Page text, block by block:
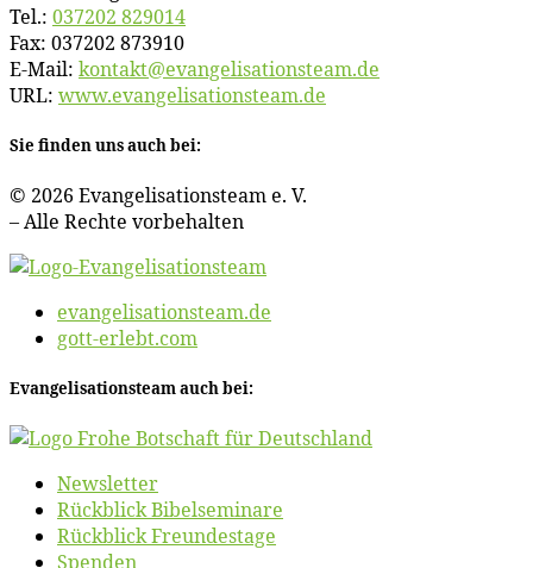
Tel.: 037202 829014
Fax: 037202 873910
E‑Mail: kontakt@​evangelisationsteam.​de
URL: www​.evan​ge​li​sa​ti​ons​team​.de
Sie fin­den uns auch bei:
© 2026 Evan­ge­li­sa­ti­ons­team e. V.
– Al­le Rech­te vorbehalten
evangelisationsteam.de
gott-erlebt.com
Evan­ge­li­sa­ti­ons­team auch bei:
News­let­ter
Rück­blick Bibelseminare
Rück­blick Freundestage
Spen­den